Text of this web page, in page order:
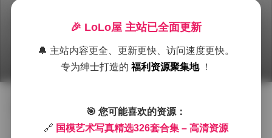
2025年9月28日 下午3:49 国模系列 国模合集
国模艺术写真精选326套合集 - 高清资源1490GB
🎉 LoLo屋 主站已全面更新
🔔 主站内容更全、更新更快、访问速度更快。
专为绅士打造的福利资源聚集地 ！
🎯 您可能喜欢的资源：
🔗 国模艺术写真精选326套合集 – 高清资源